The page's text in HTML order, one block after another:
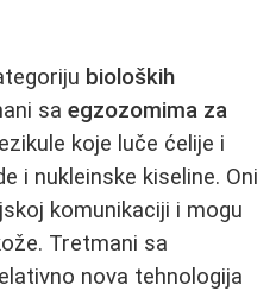
bioloških
sa egzozomima za
koje luče ćelije i
i nukleinske kiseline. Oni
komunikaciji i mogu
Tretmani sa
nova tehnologija